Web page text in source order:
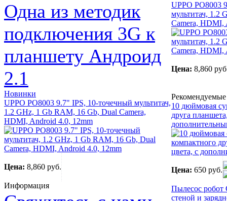
Одна из методик
подключения 3G к
планшету Андроид
2.1
Новинки
UPPO PO8003 9.7" IPS, 10-точечный мультитач,
1.2 GHz, 1 Gb RAM, 16 Gb, Dual Camera,
HDMI, Android 4.0, 12mm
Цена: 8,860 руб.
Информация
UPPO PO8003
мультитач, 1.2
Camera, HDMI,
Цена: 8,860
10 дюймовая
друга
Цена: 650 руб.
Пылесос робот
стеной и